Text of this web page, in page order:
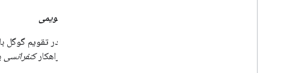
رویداد تقویمی
رویدادی در تقویم
می‌تواند راهکارکنفرانسی